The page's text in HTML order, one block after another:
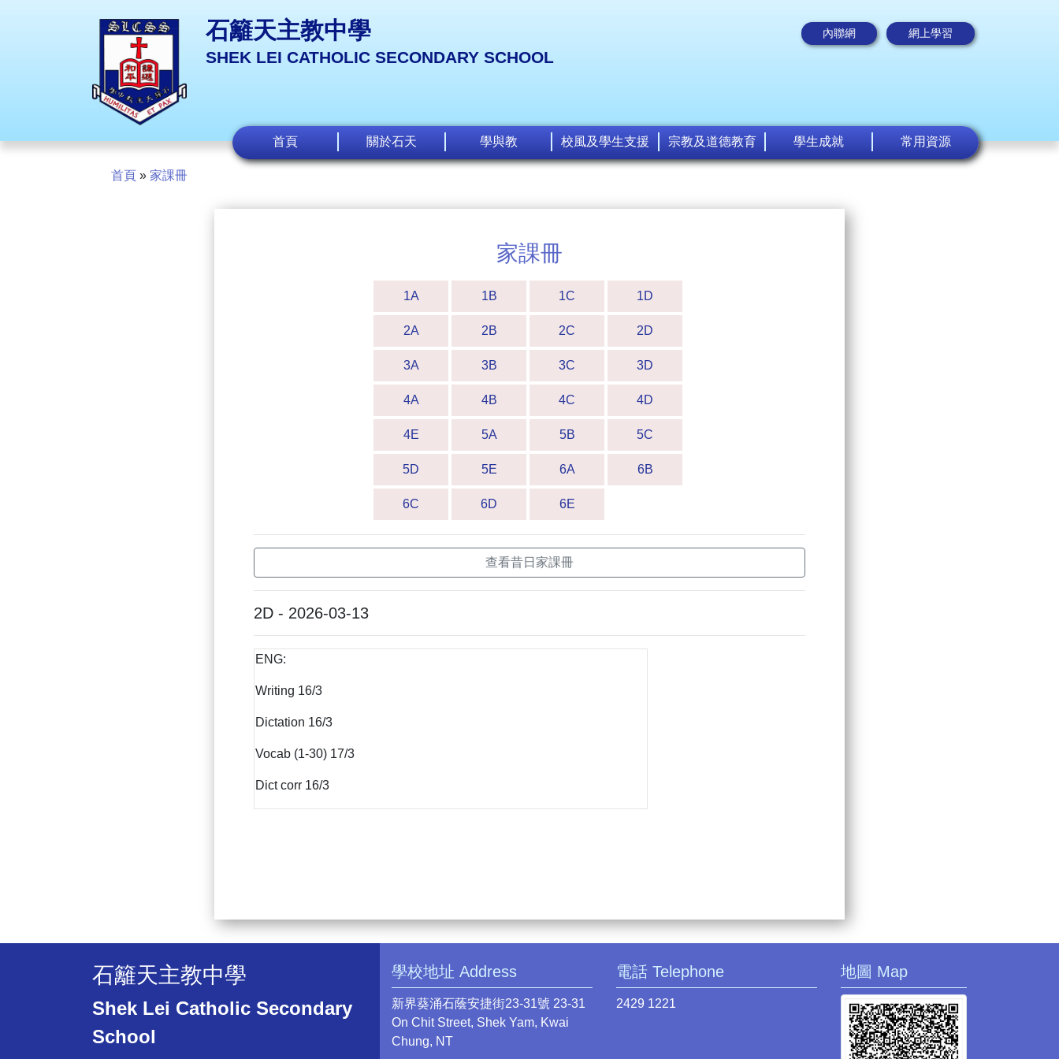
石籬天主教中學
SHEK LEI CATHOLIC SECONDARY SCHOOL
內聯網 網上學習
首頁 關於石天 學與教 校風及學生支援 宗教及道德教育 學生成就 常用資源
首頁 » 家課冊
家課冊
1A 1B 1C 1D
2A 2B 2C 2D
3A 3B 3C 3D
4A 4B 4C 4D
4E 5A 5B 5C
5D 5E 6A 6B
6C 6D 6E
查看昔日家課冊
2D - 2026-03-13
ENG:
Writing 16/3
Dictation 16/3
Vocab (1-30) 17/3
Dict corr 16/3
石籬天主教中學
Shek Lei Catholic Secondary
School
學校地址 Address
新界葵涌石蔭安捷街23-31號 23-31
On Chit Street, Shek Yam, Kwai
Chung, NT
電話 Telephone
2429 1221
地圖 Map